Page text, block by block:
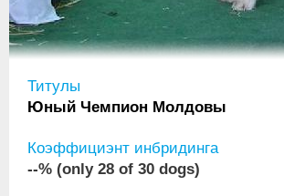
Титулы
Юный Чемпион Молдовы
Коэффициэнт инбридинга
--% (only 28 of 30 dogs)